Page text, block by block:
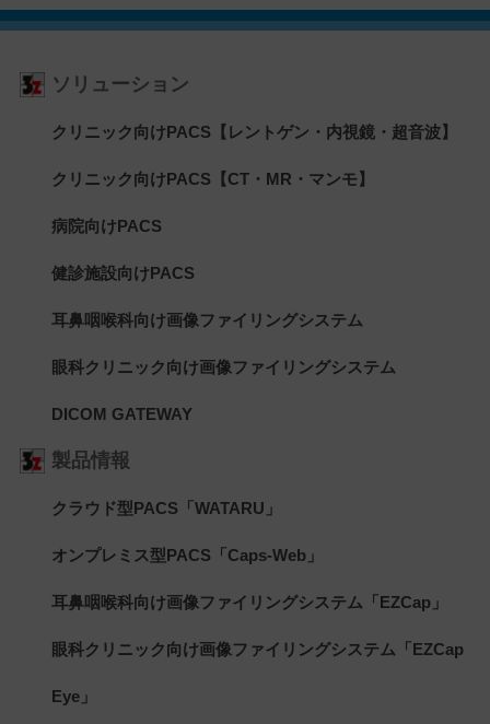
ソリューション
クリニック向けPACS【レントゲン・内視鏡・超音波】
クリニック向けPACS【CT・MR・マンモ】
病院向けPACS
健診施設向けPACS
耳鼻咽喉科向け画像ファイリングシステム
眼科クリニック向け画像ファイリングシステム
DICOM GATEWAY
製品情報
クラウド型PACS「WATARU」
オンプレミス型PACS「Caps-Web」
耳鼻咽喉科向け画像ファイリングシステム「EZCap」
眼科クリニック向け画像ファイリングシステム「EZCap
Eye」